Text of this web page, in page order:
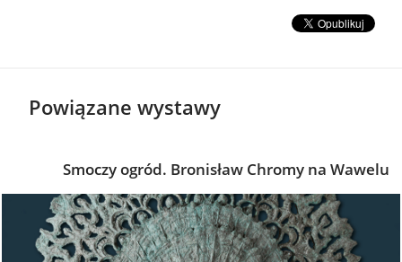
Powiązane wystawy
Smoczy ogród. Bronisław Chromy na Wawelu